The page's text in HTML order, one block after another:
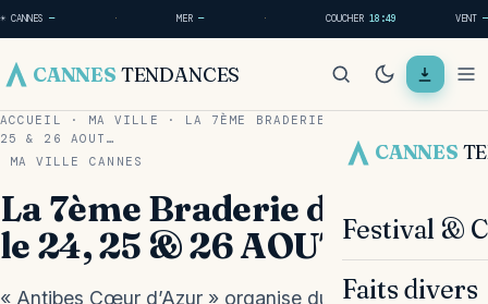
☀ CANNES — · MER— · COUCHER18:49 VENT —
CANNES TENDANCES
CANNES
Festival &
Faits divers
ACCUEIL · MA VILLE · LA 7ÈME BRADERIE D’ANTIBES LE 24,
25 & 26 AOUT…
MA VILLE
CANNES
La 7ème Braderie d’Antibes
le 24, 25 & 26 AOUT 2017 !
« Antibes Cœur d’Azur » organise du 24 au 26 aout